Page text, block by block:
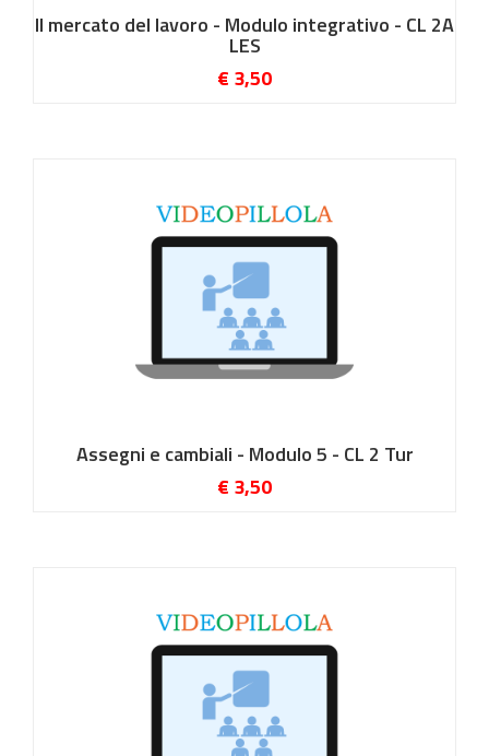
Il mercato del lavoro - Modulo integrativo - CL 2A
LES
€ 3,50
Assegni e cambiali - Modulo 5 - CL 2 Tur
€ 3,50